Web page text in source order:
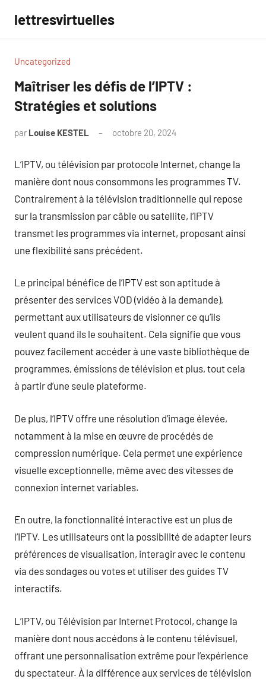
contenu
lettresvirtuelles
Uncategorized
Maîtriser les défis de l’IPTV :
Stratégies et solutions
par Louise KESTEL octobre 20, 2024
L’IPTV, ou télévision par protocole Internet, change la
manière dont nous consommons les programmes TV.
Contrairement à la télévision traditionnelle qui repose
sur la transmission par câble ou satellite, l’IPTV
transmet les programmes via internet, proposant ainsi
une flexibilité sans précédent.
Le principal bénéfice de l’IPTV est son aptitude à
présenter des services VOD (vidéo à la demande),
permettant aux utilisateurs de visionner ce qu’ils
veulent quand ils le souhaitent. Cela signifie que vous
pouvez facilement accéder à une vaste bibliothèque de
programmes, émissions de télévision et plus, tout cela
à partir d’une seule plateforme.
De plus, l’IPTV offre une résolution d’image élevée,
notamment à la mise en œuvre de procédés de
compression numérique. Cela permet une expérience
visuelle exceptionnelle, même avec des vitesses de
connexion internet variables.
En outre, la fonctionnalité interactive est un plus de
l’IPTV. Les utilisateurs ont la possibilité de adapter leurs
préférences de visualisation, interagir avec le contenu
via des sondages ou votes et utiliser des guides TV
interactifs.
L’IPTV, ou Télévision par Internet Protocol, change la
manière dont nous accédons à le contenu télévisuel,
offrant une personnalisation extrême pour l’expérience
du spectateur. À la différence aux services de télévision